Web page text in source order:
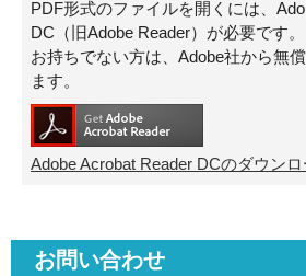
PDF形式のファイルを開くには、
DC（旧Adobe Reader）が必要です。
お持ちでない方は、Adobe社から無
ます。
Adobe Acrobat Reader DCのダウン
お問い合わせ